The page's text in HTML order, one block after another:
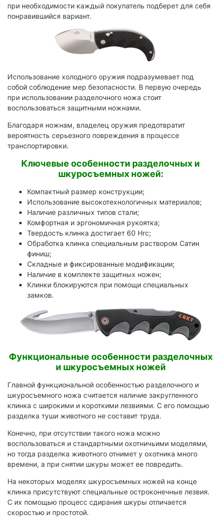
при необходимости каждый покупатель подберет для себя
понравившийся вариант.
Использование холодного оружия подразумевает под
собой соблюдение мер безопасности. В первую очередь
при использовании разделочного ножа стоит
воспользоваться защитными ножнами.
Благодаря ножнам, владелец оружия предотвратит
вероятность серьезного повреждения в процессе
транспортировки.
Ключевые особенности разделочных и
шкуросъемных ножей:
Компактный размер конструкции;
Использование высокотехнологичных материалов;
Наличие различных типов стали;
Комфортная и эргономичная рукоятка;
Твердость клинка достигает 60 Hrc;
Обработка клинка специальным раствором Сатин
финиш;
Складные и фиксированные модификации;
Наличие в комплекте защитных ножен;
Клинки блокируются при помощи специальных
замков.
Функциональные особенности разделочных
и шкуросъемных ножей
Главной функциональной особенностью разделочного и
шкуросъемного ножа считается наличие закругленного
клинка с широкими и короткими лезвиями. С его помощью
разделка туши животного не составит труда.
Конечно, при отсутствии такого ножа можно
воспользоваться и стандартными охотничьими моделями,
но тогда разделка животного отнимет у охотника много
времени, а при снятии шкуры может ее повредить.
На некоторых моделях шкуросъемных ножей на конце
клинка присутствуют специальные остроконечные лезвия.
С их помощью процесс сдирания шкуры отличается
скоростью и простотой.